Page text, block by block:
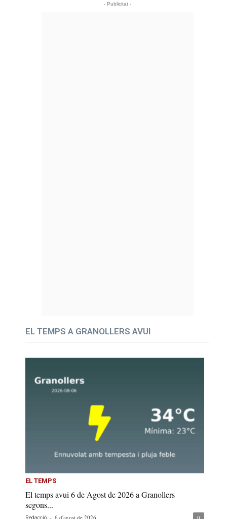
- Publicitat -
EL TEMPS A GRANOLLERS AVUI
EL TEMPS
El temps avui 6 de Agost de 2026 a Granollers
segons...
- 6 d'agost de 2026